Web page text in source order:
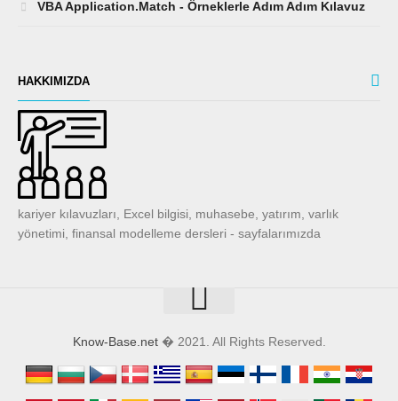
VBA Application.Match - Örneklerle Adım Adım Kılavuz
HAKKIMIZDA
kariyer kılavuzları, Excel bilgisi, muhasebe, yatırım, varlık
yönetimi, finansal modelleme dersleri - sayfalarımızda
Know-Base.net� 2021. All Rights Reserved.